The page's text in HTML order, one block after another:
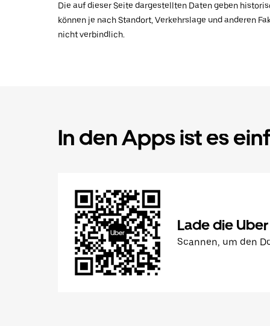
Die auf dieser Seite dargestellten Daten geben
können je nach Standort, Verkehrslage und anderen
nicht verbindlich.
In den Apps ist es
Lade die
Scannen, um den